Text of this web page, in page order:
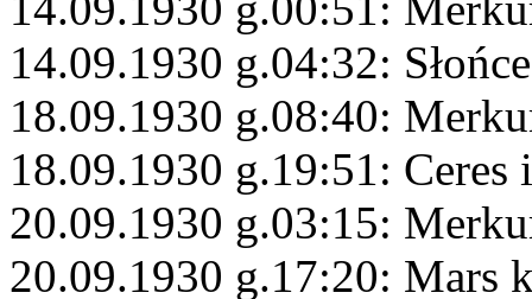
14.09.1930 g.04:32:
18.09.1930 g.08:40:
18.09.1930 g.19:51: Ceres
20.09.1930 g.03:15:
20.09.1930 g.17:20: Mars